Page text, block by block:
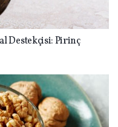
Destekçisi: Pirinç